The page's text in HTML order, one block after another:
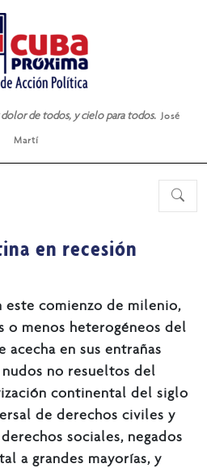
dolor de todos, y cielo para todos. José
Martí
en recesión
este comienzo de milenio,
o menos heterogéneos del
acecha en sus entrañas
nudos no resueltos del
continental del siglo
de derechos civiles y
sociales, negados
a grandes mayorías, y